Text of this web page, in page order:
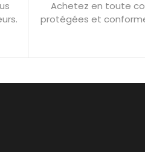
Mieux gérer ses émotions
d’améthyste géante Pierres
Achetez en toute
protégées et